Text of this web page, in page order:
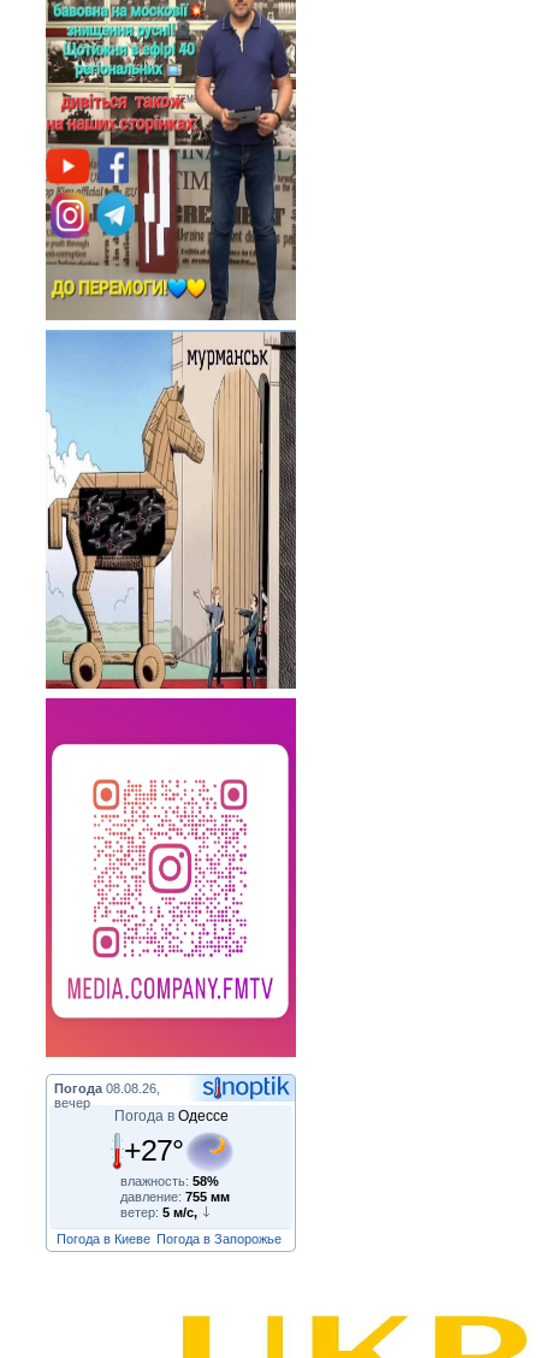
Погода 08.08.26,
вечер
Погода в Одессе
+27°
влажность: 58%
давление: 755 мм
ветер: 5 м/с,
Погода в Киеве Погода в Запорожье